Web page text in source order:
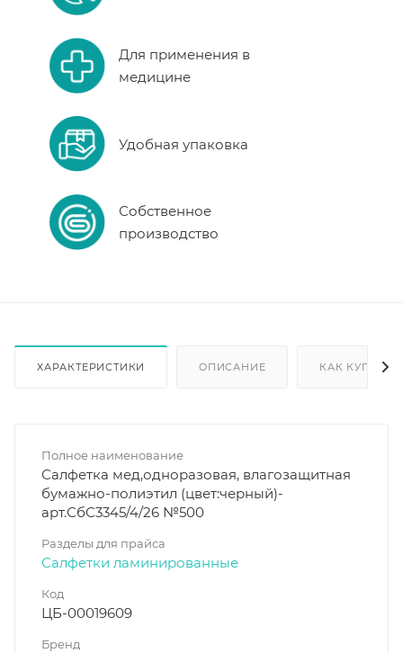
Для применения в
медицине
Удобная упаковка
Собственное
производство
ХАРАКТЕРИСТИКИ ОПИСАНИЕ КАК КУПИТЬ
Полное наименование
Салфетка мед,одноразовая, влагозащитная
бумажно-полиэтил (цвет:черный)-
арт.СбС3345/4/26 №500
Разделы для прайса
Салфетки ламинированные
Код
ЦБ-00019609
Бренд